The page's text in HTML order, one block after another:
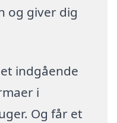
og giver dig
indgående
i
Og får et